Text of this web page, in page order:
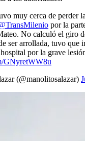
muy cerca de perder
por la
No calculó el giro
ser arrollada, tuvo que
por la grave
GNyretWW8u
(@manolitosalazar)